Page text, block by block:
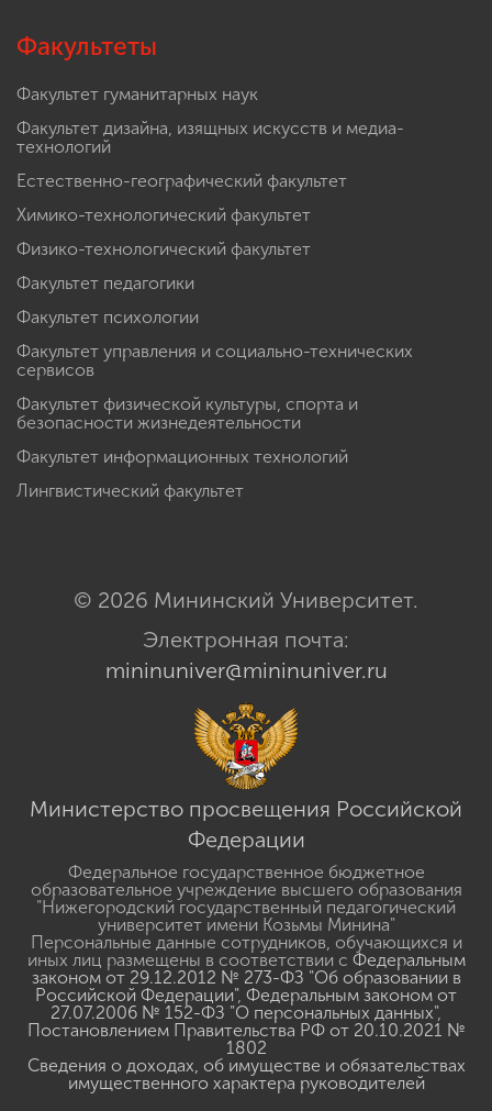
Факультеты
Факультет гуманитарных наук
Факультет дизайна, изящных искусств и медиа-
технологий
Естественно-географический факультет
Химико-технологический факультет
Физико-технологический факультет
Факультет педагогики
Факультет психологии
Факультет управления и социально-технических
сервисов
Факультет физической культуры, спорта и
безопасности жизнедеятельности
Факультет информационных технологий
Лингвистический факультет
© 2026 Мининский Университет.
Электронная почта:
mininuniver@mininuniver.ru
Министерство просвещения Российской
Федерации
Федеральное государственное бюджетное
образовательное учреждение высшего образования
"Нижегородский государственный педагогический
университет имени Козьмы Минина"
Персональные данные сотрудников, обучающихся и
иных лиц размещены в соответствии с Федеральным
законом от 29.12.2012 № 273-ФЗ "Об образовании в
Российской Федерации", Федеральным законом от
27.07.2006 № 152-ФЗ "О персональных данных",
Постановлением Правительства РФ от 20.10.2021 №
1802
Сведения о доходах, об имуществе и обязательствах
имущественного характера руководителей